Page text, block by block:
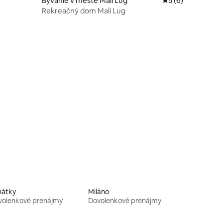
Rekreačný dom Mali Lug
prenájmy
Miláno
Dovolenkové prenájmy